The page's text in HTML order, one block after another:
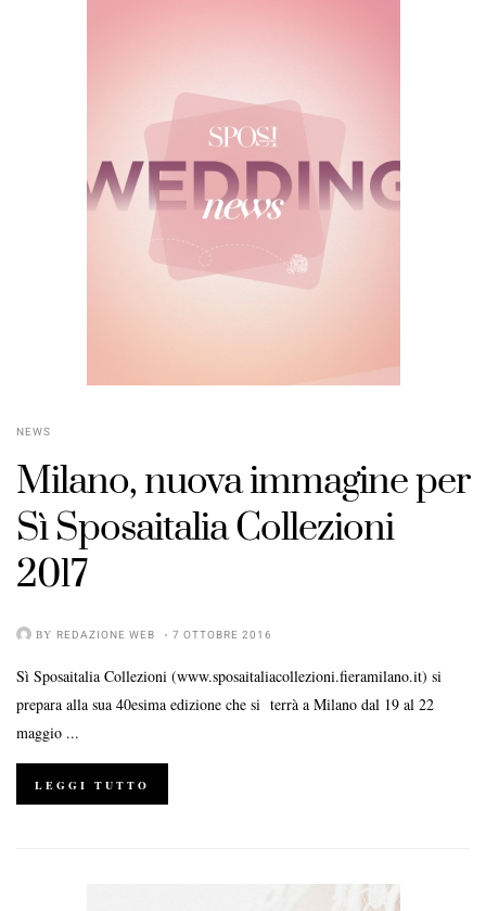
NEWS
Milano, nuova immagine per
Sì Sposaitalia Collezioni
2017
BY REDAZIONE WEB 7 OTTOBRE 2016
Sì Sposaitalia Collezioni (www.sposaitaliacollezioni.fieramilano.it) si
prepara alla sua 40esima edizione che si terrà a Milano dal 19 al 22
maggio ...
LEGGI TUTTO